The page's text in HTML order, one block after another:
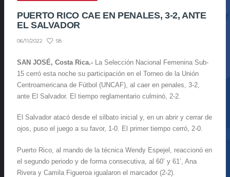
PUERTO RICO CAE EN PENALES, 3-2, ANTE
EL SALVADOR
06/11/2022 58
SAN JOSÉ, Costa Rica.- La Selección Nacional Femenina Sub-
15 cerró esta noche su participación en el Torneo de la Unión
Centroamericana de Fútbol (UNCAF), al caer en penales, 3-2,
ante El Salvador. El tiempo reglamentario culminó, 2-2.
El Salvador atacó desde el silbato inicial y, en un abrir y cerrar de
ojos, puso el juego a su favor, 1-0. El primer tiempo cerró, 2-0.
Puerto Rico, al mando de la técnica Wendy Espejel, reaccionó en
el segundo periodo y de forma consecutiva, al 60’ y 61’, Ana
Rivera y Camila Figueroa igualaron el marcador (2-2).